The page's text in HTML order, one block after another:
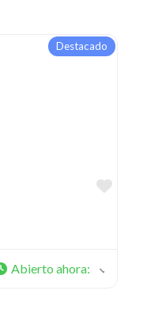
Destacado
Abierto ahora: